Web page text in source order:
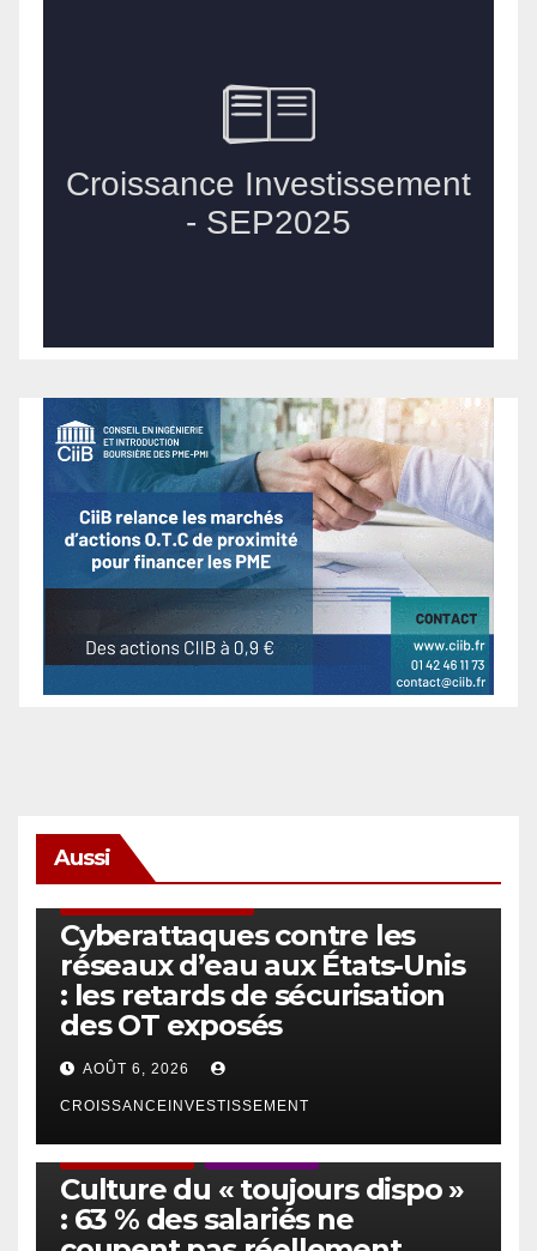
Aussi
Cyberattaques contre les
réseaux d’eau aux États-Unis
: les retards de sécurisation
des OT exposés
AOÛT 6, 2026
CROISSANCEINVESTISSEMENT
Culture du « toujours dispo »
: 63 % des salariés ne